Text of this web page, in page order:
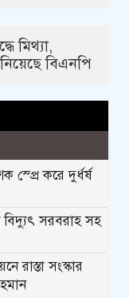
মিথ্যা,
বিএনপি
স্প্রে করে দুর্ধর্ষ
বিদ্যুৎ সরবরাহ সহ
রাস্তা সংস্কার